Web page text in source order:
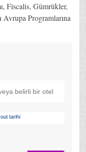
Fiscalis, Gümrükler,
Avrupa Programlarına
tarihi